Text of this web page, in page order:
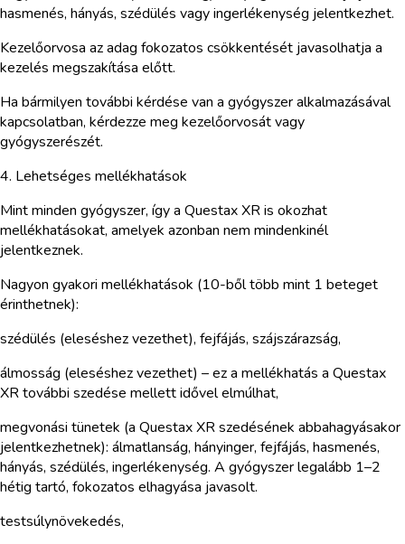
hasmenés, hányás, szédülés vagy ingerlékenység jelentkezhet.
Kezelőorvosa az adag fokozatos csökkentését javasolhatja a
kezelés megszakítása előtt.
Ha bármilyen további kérdése van a gyógyszer alkalmazásával
kapcsolatban, kérdezze meg kezelőorvosát vagy
gyógyszerészét.
4. Lehetséges mellékhatások
Mint minden gyógyszer, így a Questax XR is okozhat
mellékhatásokat, amelyek azonban nem mindenkinél
jelentkeznek.
Nagyon gyakori mellékhatások (10-ből több mint 1 beteget
érinthetnek):
szédülés (eleséshez vezethet), fejfájás, szájszárazság,
álmosság (eleséshez vezethet) – ez a mellékhatás a Questax
XR további szedése mellett idővel elmúlhat,
megvonási tünetek (a Questax XR szedésének abbahagyásakor
jelentkezhetnek): álmatlanság, hányinger, fejfájás, hasmenés,
hányás, szédülés, ingerlékenység. A gyógyszer legalább 1–2
hétig tartó, fokozatos elhagyása javasolt.
testsúlynövekedés,